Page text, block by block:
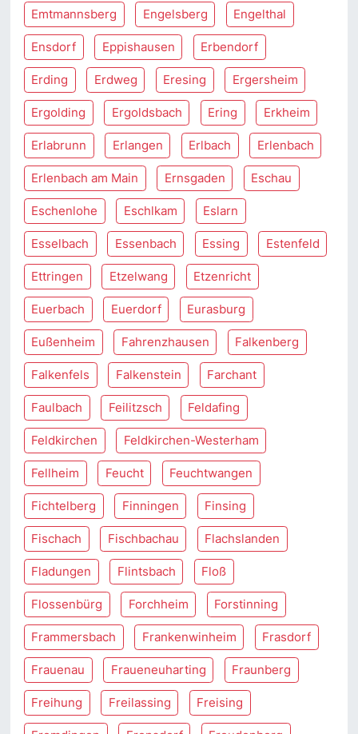
Emtmannsberg Engelsberg Engelthal
Ensdorf Eppishausen Erbendorf
Erding Erdweg Eresing Ergersheim
Ergolding Ergoldsbach Ering Erkheim
Erlabrunn Erlangen Erlbach Erlenbach
Erlenbach am Main Ernsgaden Eschau
Eschenlohe Eschlkam Eslarn
Esselbach Essenbach Essing Estenfeld
Ettringen Etzelwang Etzenricht
Euerbach Euerdorf Eurasburg
Eußenheim Fahrenzhausen Falkenberg
Falkenfels Falkenstein Farchant
Faulbach Feilitzsch Feldafing
Feldkirchen Feldkirchen-Westerham
Fellheim Feucht Feuchtwangen
Fichtelberg Finningen Finsing
Fischach Fischbachau Flachslanden
Fladungen Flintsbach Floß
Flossenbürg Forchheim Forstinning
Frammersbach Frankenwinheim Frasdorf
Frauenau Fraueneuharting Fraunberg
Freihung Freilassing Freising